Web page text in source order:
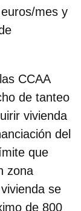
mes y
CCAA
de tanteo
vivienda
del
que
zona
se
de 800